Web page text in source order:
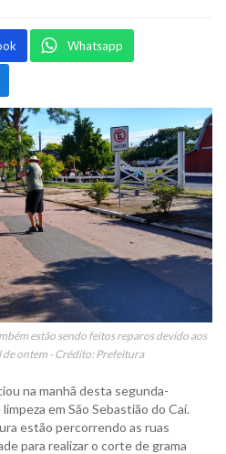
Whatsapp
estão sendo feitos reparos devido aos
ontem - Crédito: Prefeitura
na manhã desta segunda-
em São Sebastião do Caí.
estão percorrendo as ruas
para realizar o corte de grama